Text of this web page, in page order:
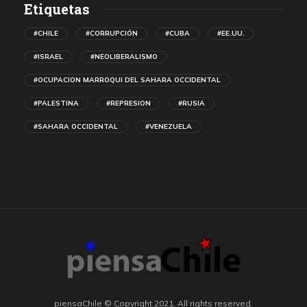
Etiquetas
#CHILE #CORRUPCIÓN #CUBA #EE.UU.
#ISRAEL #NEOLIBERALISMO
#OCUPACION MARROQUI DEL SAHARA OCCIDENTAL
#PALESTINA #REPRESION #RUSIA
#SAHARA OCCIDENTAL #VENEZUELA
piensaChile © Copyright 2021. All rights reserved.